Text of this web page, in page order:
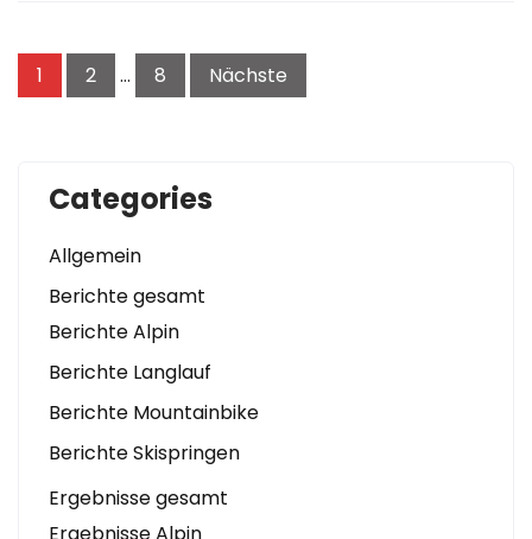
Seitennummerierung
der
1 2 … 8 Nächste
Categories
Allgemein
Berichte gesamt
Berichte Alpin
Berichte Langlauf
Berichte Mountainbike
Berichte Skispringen
Ergebnisse gesamt